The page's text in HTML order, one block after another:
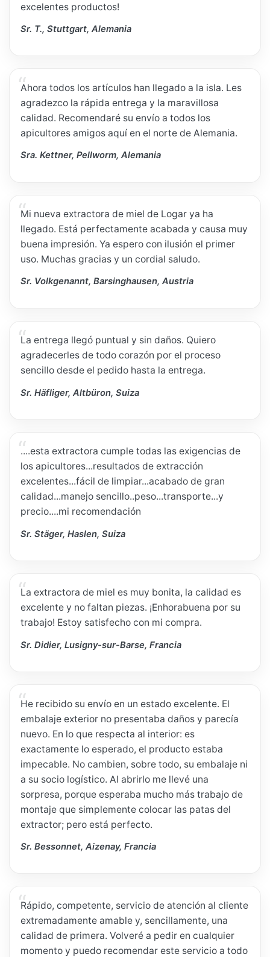
excelentes productos!
Sr. T., Stuttgart, Alemania
Ahora todos los artículos han llegado a la isla. Les
agradezco la rápida entrega y la maravillosa
calidad. Recomendaré su envío a todos los
apicultores amigos aquí en el norte de Alemania.
Sra. Kettner, Pellworm, Alemania
Mi nueva extractora de miel de Logar ya ha
llegado. Está perfectamente acabada y causa muy
buena impresión. Ya espero con ilusión el primer
uso. Muchas gracias y un cordial saludo.
Sr. Volkgenannt, Barsinghausen, Austria
La entrega llegó puntual y sin daños. Quiero
agradecerles de todo corazón por el proceso
sencillo desde el pedido hasta la entrega.
Sr. Häfliger, Altbüron, Suiza
....esta extractora cumple todas las exigencias de
los apicultores...resultados de extracción
excelentes...fácil de limpiar...acabado de gran
calidad...manejo sencillo..peso...transporte...y
precio....mi recomendación
Sr. Stäger, Haslen, Suiza
La extractora de miel es muy bonita, la calidad es
excelente y no faltan piezas. ¡Enhorabuena por su
trabajo! Estoy satisfecho con mi compra.
Sr. Didier, Lusigny-sur-Barse, Francia
He recibido su envío en un estado excelente. El
embalaje exterior no presentaba daños y parecía
nuevo. En lo que respecta al interior: es
exactamente lo esperado, el producto estaba
impecable. No cambien, sobre todo, su embalaje ni
a su socio logístico. Al abrirlo me llevé una
sorpresa, porque esperaba mucho más trabajo de
montaje que simplemente colocar las patas del
extractor; pero está perfecto.
Sr. Bessonnet, Aizenay, Francia
Rápido, competente, servicio de atención al cliente
extremadamente amable y, sencillamente, una
calidad de primera. Volveré a pedir en cualquier
momento y puedo recomendar este servicio a todo